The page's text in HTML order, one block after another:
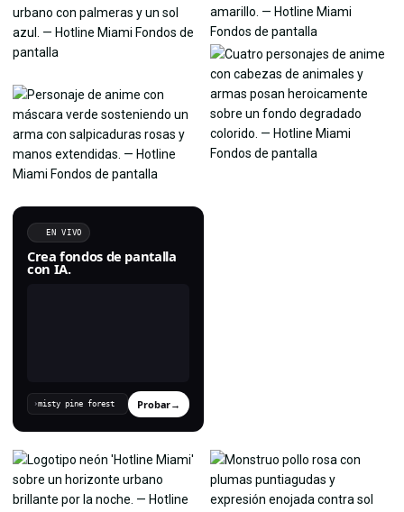
EN VIVO
Crea fondos de pantalla
con IA.
› Probar→